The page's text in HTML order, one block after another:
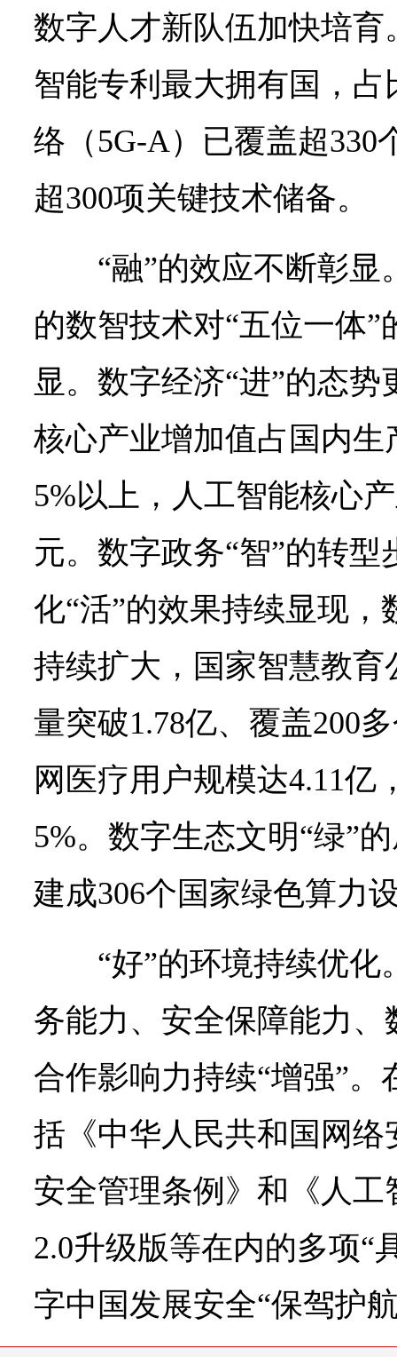
数字人才新队伍加快培
智能专利最大拥有国，占
络（5G-A）已覆盖超330
超300项关键技术储备。
“融”的效应不断彰
的数智技术对“五位一体
显。数字经济“进”的态
核心产业增加值占国内生
5%以上，人工智能核心
元。数字政务“智”的转
化“活”的效果持续显现，
持续扩大，国家智慧教
量突破1.78亿、覆盖200
网医疗用户规模达4.11亿
5%。数字生态文明“绿”
建成306个国家绿色算力
“好”的环境持续优
务能力、安全保障能力
合作影响力持续“增强”
括《中华人民共和国网
安全管理条例》和《人
2.0升级版等在内的多项“
字中国发展安全“保驾护